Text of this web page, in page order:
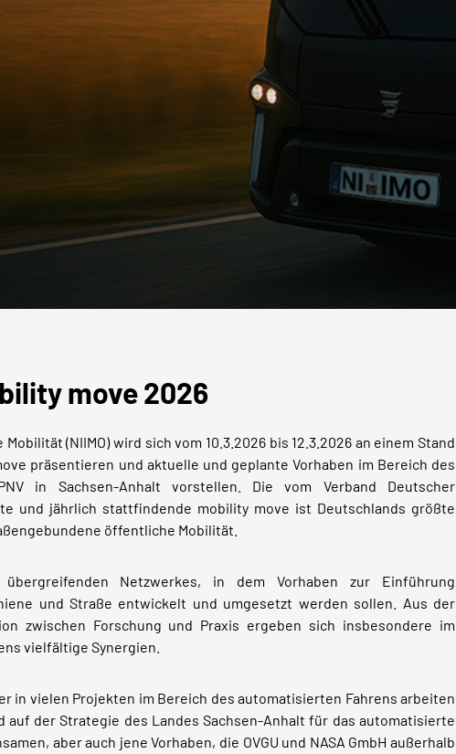
move 2026
(NIIMO) wird sich vom 10.3.2026 bis 12.3.2026 an einem Stand
präsentieren und aktuelle und geplante Vorhaben im Bereich des
in Sachsen-Anhalt vorstellen. Die vom Verband Deutscher
und jährlich stattfindende mobility move ist Deutschlands größte
öffentliche Mobilität.
Netzwerkes, in dem Vorhaben zur Einführung
und Straße entwickelt und umgesetzt werden sollen. Aus der
zwischen Forschung und Praxis ergeben sich insbesondere im
vielfältige Synergien.
in vielen Projekten im Bereich des automatisierten Fahrens arbeiten
auf der Strategie des Landes Sachsen-Anhalt für das automatisierte
aber auch jene Vorhaben, die OVGU und NASA GmbH außerhalb